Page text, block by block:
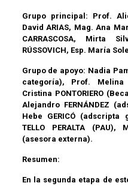
Grupo principal:
Prof.
David ARIAS, Mag. Ana
CARRASCOSA, Mirta
RÚSSOVICH, Esp. María
Grupo de apoyo: Nadia
categoría), Prof. Melina
Cristina PONTORIERO
Alejandro FERNÁNDEZ
Hebe GERICÓ (adscripta
TELLO PERALTA
(asesora externa).
Resumen:
En la segunda etapa de